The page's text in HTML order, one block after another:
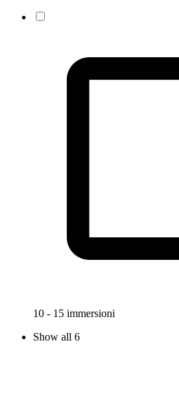
10 - 15 immersioni
Show all 6